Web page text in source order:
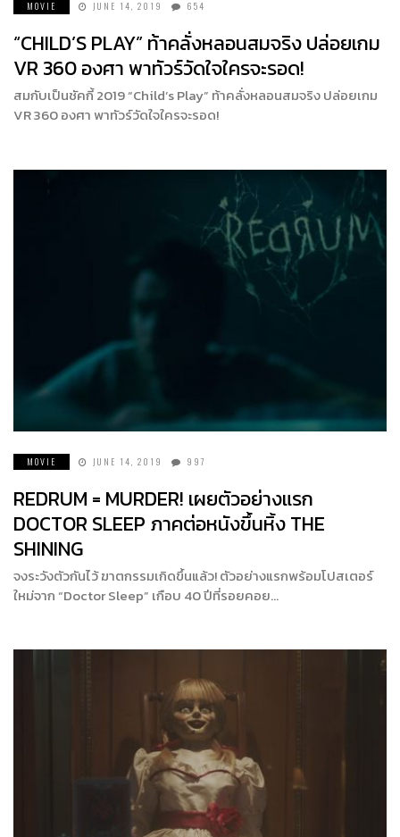
MOVIE JUNE 14, 2019 654
“CHILD’S PLAY” ท้าคลั่งหลอนสมจริง ปล่อยเกม
VR 360 องศา พาทัวร์วัดใจใครจะรอด!
สมกับเป็นชัคกี้ 2019 “Child’s Play” ท้าคลั่งหลอนสมจริง ปล่อยเกม
VR 360 องศา พาทัวร์วัดใจใครจะรอด!
MOVIE JUNE 14, 2019 997
REDRUM = MURDER! เผยตัวอย่างแรก
DOCTOR SLEEP ภาคต่อหนังขึ้นหิ้ง THE
SHINING
จงระวังตัวกันไว้ ฆาตกรรมเกิดขึ้นแล้ว! ตัวอย่างแรกพร้อมโปสเตอร์
ใหม่จาก “Doctor Sleep” เกือบ 40 ปีที่รอยคอย…